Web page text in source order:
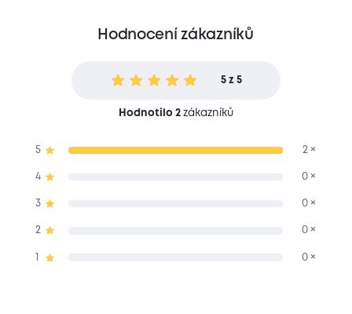
Hodnocení zákazníků
5 z 5
Hodnotilo 2zákazníků
5 2 ×
4 0 ×
3 0 ×
2 0 ×
0 ×